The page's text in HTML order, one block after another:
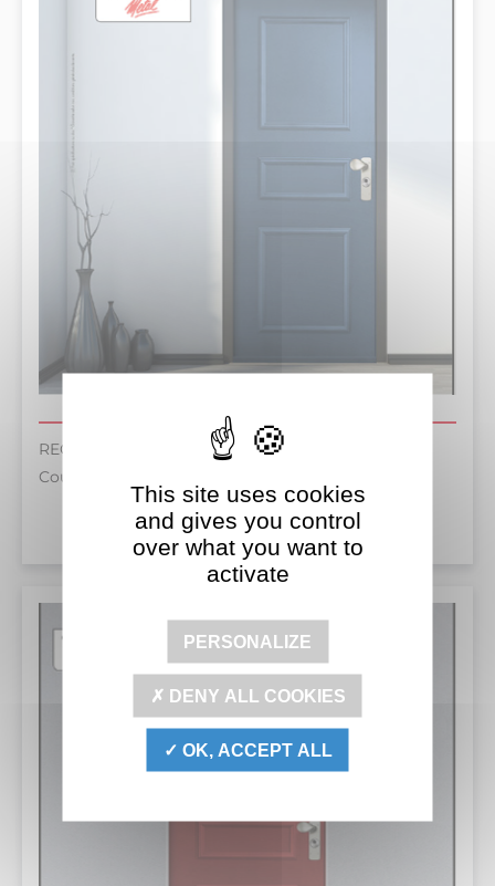
RECTO VERSO ABSOLU
Coupe-feu
This site uses cookies
and gives you control
over what you want to
activate
PERSONALIZE
DENY ALL COOKIES
OK, ACCEPT ALL